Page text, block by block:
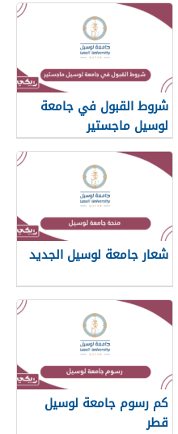
شروط القبول في جامعة
لوسيل ماجستير
شعار جامعة لوسيل الجديد
كم رسوم جامعة لوسيل
قطر